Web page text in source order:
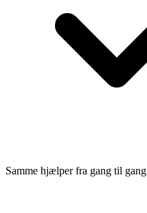
Samme hjælper fra gang til gang